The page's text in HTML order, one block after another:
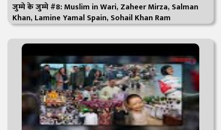
जुम्मे के जुम्मे #8: Muslim in Wari, Zaheer Mirza, Salman
Khan, Lamine Yamal Spain, Sohail Khan Ram